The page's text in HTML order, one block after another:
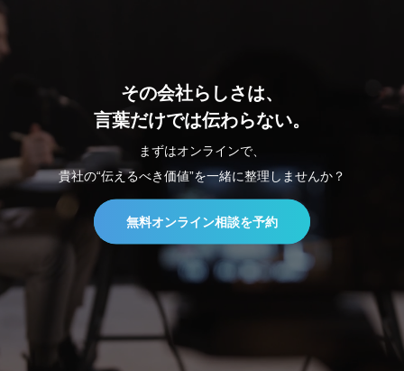
その会社らしさは、
言葉だけでは伝わらない。
まずはオンラインで、
貴社の“伝えるべき価値”を一緒に整理しませんか？
無料オンライン相談を予約